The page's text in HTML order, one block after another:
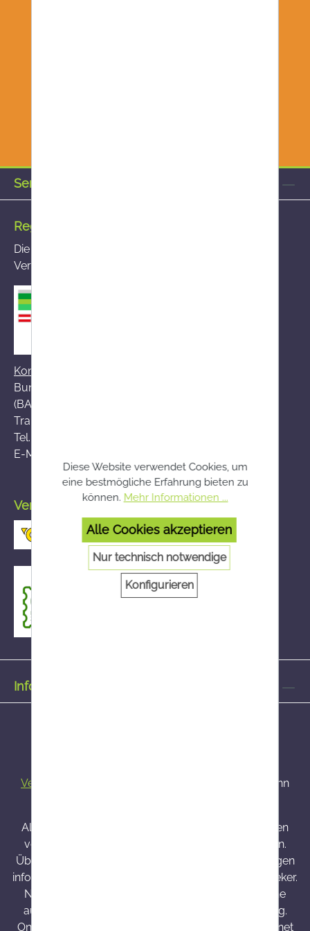
Service-Hotline
Registrierte Versandapotheke
Die von Ihnen aufgerufene Versandapotheke ist im
Versandapothekenregister des BASG registriert
Kontakt zum BASG
Bundesamt für Sicherheit im Gesundheitswesen
(BASG), AGES-Medizinmarktaufsicht (AGES MEA)
Traisengasse 5, A-1200 Wien
Tel.:
E-Mail:
Versand durch die österreichische Post
Informationen
Versandkosten
und ggf. Nachnahmegebühren, wenn
Alle bei Onlineapo angebotenen Arzneimittel werden
von Österreich versendet und sind dort zugelassen.
Über Wirkung und mögliche unerwünschte Wirkungen
informieren Gebrauchsinformation, Arzt oder Apotheker.
Nahrungsergänzungsmittel sind kein Ersatz für eine
ausgewogene und abwechslungsreiche Ernährung.
Onlineapo.at ist eine in Österreich zugelassene Internet
Diese Website verwendet Cookies, um
eine bestmögliche Erfahrung bieten zu
können. Mehr Informationen ...
Alle Cookies akzeptieren
Nur technisch notwendige
Konfigurieren